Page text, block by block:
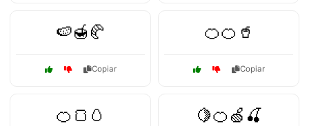
🍉🍯🥐
Copiar
🍊🍊🥤
Copiar
🍊🍞🥚 🍋🍊🍏🍒